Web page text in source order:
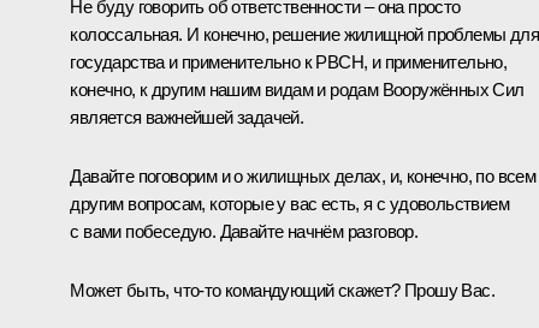
Не буду говорить об ответственности – она просто
колоссальная. И конечно, решение жилищной проблемы для
государства и применительно к РВСН, и применительно,
конечно, к другим нашим видам и родам Вооружённых Сил
является важнейшей задачей.
Давайте поговорим и о жилищных делах, и, конечно, по всем
другим вопросам, которые у вас есть, я с удовольствием
с вами побеседую. Давайте начнём разговор.
Может быть, что‑то командующий скажет? Прошу Вас.